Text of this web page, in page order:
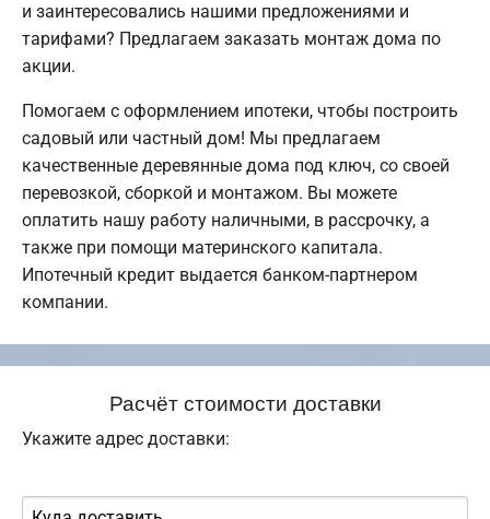
и заинтересовались нашими предложениями и
тарифами? Предлагаем заказать монтаж дома по
акции.
Помогаем с оформлением ипотеки, чтобы построить
садовый или частный дом! Мы предлагаем
качественные деревянные дома под ключ, со своей
перевозкой, сборкой и монтажом. Вы можете
оплатить нашу работу наличными, в рассрочку, а
также при помощи материнского капитала.
Ипотечный кредит выдается банком-партнером
компании.
Расчёт стоимости доставки
Укажите адрес доставки: